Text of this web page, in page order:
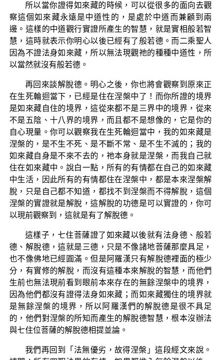
所以當你證得如來藏的時候，可以從很多的面向去觀
察這個如來藏永遠是中道性的，是處於中道而兼顧到兩
邊。這樣的中道觀行實證所產生的智慧，就是實相般若智
慧，這時就表示你明心以後已經有了般若德。而二乘聖人
因為不證法身如來藏，所以無法現觀祂的種種中道性，所
以當然就沒有般若德。
再回來談解脫德。明心之後，你也將會觀察到原來正
在生死輪迴當下，已經是住在涅槃中了！而你所證的境界
是如來藏自住的境界，這從來都不是三界中的境界，從來
不是五陰、十八界的境界，而且都不是想像的，它是你的
自心現量。你可以觀察我在生死輪迴當中，我的如來藏是
涅槃的，是不生不死、是不斷不常、是不生不滅的；我的
如來藏自身是不來不去的，祂本身就是涅槃，而我自己就
住在如來藏中。說白一點，所有的有情都在自己的如來藏
中生活，因此所有的有情都住在涅槃中，都是本來涅槃解
脫，只是自己都不知道，都找不到涅槃而不得解脫，這個
涅槃的實證就是解脫，這解脫的功德是可以實證的，你可
以現前觀察到，這就是有了解脫德。
這樣子，七住菩薩證了如來藏以後就有法身德、般若
德、解脫德，這就是三德，只是不像諸地菩薩那麼具足，
也不像佛地已經圓滿。但是阿羅漢只有解脫德裡面的極少
分，有實修的解脫，而沒有這種本來解脫的智慧，而他們
生前也無法現前看到眼前本來存在的無餘涅槃中的境界，
因為他們都沒有證得法身如來藏；而如來藏獨住的境界就
是無餘涅槃的境界，所以阿羅漢們的解脫德是很不具足
的，他們對涅槃的所知而產生的解脫德智慧，根本沒辦法
與七住位菩薩的解脫德相提並論。
我們再回到「法無優劣，故得涅槃」這段經文來說。